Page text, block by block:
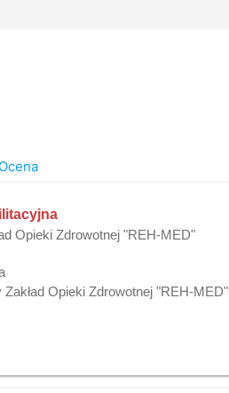
Ocena
Opieki Zdrowotnej "REH-MED"
Zakład Opieki Zdrowotnej "REH-MED"